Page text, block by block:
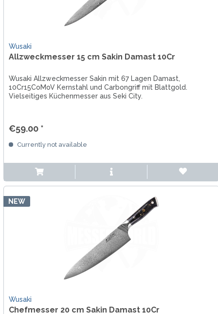
Wusaki
Allzweckmesser 15 cm Sakin Damast 10Cr
Wusaki Allzweckmesser Sakin mit 67 Lagen Damast,
10Cr15CoMoV Kernstahl und Carbongriff mit Blattgold.
Vielseitiges Küchenmesser aus Seki City.
€59.00 *
Currently not available
NEW
Wusaki
Chefmesser 20 cm Sakin Damast 10Cr